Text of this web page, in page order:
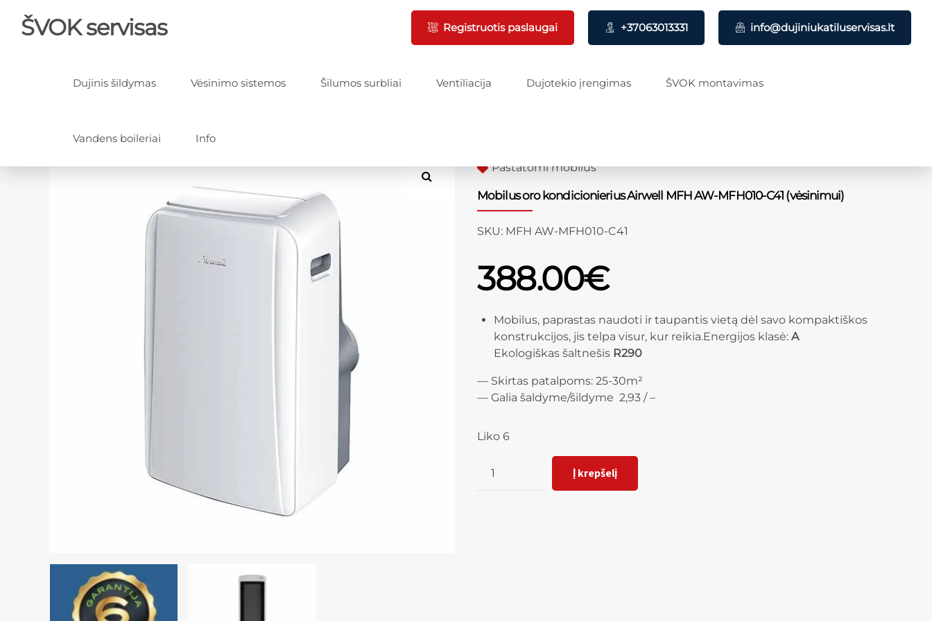
ŠVOK servisas Registruotis paslaugai +37063013331 info@dujiniukatiluservisas.lt
Dujinis šildymas Vėsinimo sistemos Šilumos surbliai Ventiliacija Dujotekio įrengimas ŠVOK montavimas
Vandens boileriai Info
Pastatomi mobilūs
Mobilus oro kondicionierius Airwell MFH AW-MFH010-C41 (vėsinimui)
SKU: MFH AW-MFH010-C41
388.00€
Mobilus, paprastas naudoti ir taupantis vietą dėl savo kompaktiškos
konstrukcijos, jis telpa visur, kur reikia.Energijos klasė: A
Ekologiškas šaltnešis R290
— Skirtas patalpoms: 25-30m²
— Galia šaldyme/šildyme 2,93 / –
Liko 6
Į krepšelį